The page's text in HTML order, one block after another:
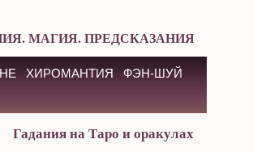
МАГИЯ. ПРЕДСКАЗАНИЯ
ХИРОМАНТИЯ
ФЭН-ШУЙ
Гадания на Таро и оракулах